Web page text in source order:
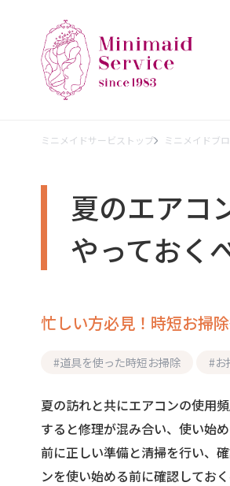
ミニメイドサービストップ ミニメイドブ
夏のエアコ
やっておく
忙しい方必見！時短お掃
#道具を使った時短お掃除 #お
夏の訪れと共にエアコンの使用
すると修理が混み合い、使い始
前に正しい準備と清掃を行い、
ンを使い始める前に確認してお